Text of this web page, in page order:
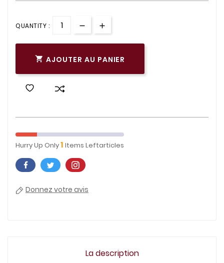
QUANTITY :
 AJOUTER AU PANIER
Hurry Up Only1 Items Leftarticles
Donnez votre avis
La description